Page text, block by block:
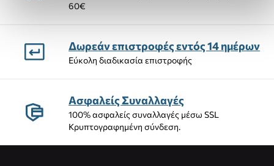
60€
Δωρεάν επιστροφές εντός 14 ημέρων
Εύκολη διαδικασία επιστροφής
Ασφαλείς Συναλλαγές
100% ασφαλείς συναλλαγές μέσω SSL
Κρυπτογραφημένη σύνδεση.